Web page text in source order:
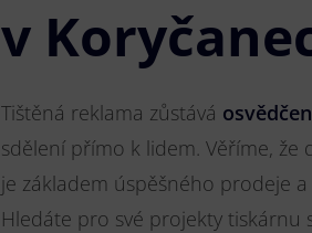
v
Tištěná reklama zůstává
sdělení přímo k lidem. Věříme, že
je základem úspěšného prodeje
Hledáte pro své projekty tiskárnu